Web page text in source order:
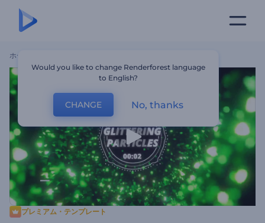
ホーム
プレミアム・テンプレート
Would you like to change Renderforest language
to English?
CHANGE No, thanks